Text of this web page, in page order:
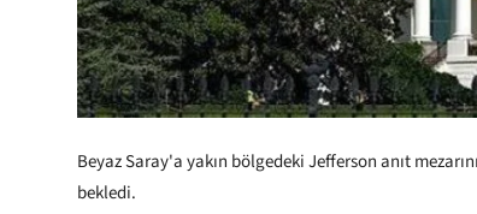
Beyaz Saray'a yakın bölgedeki Jefferson anıt
bekledi.